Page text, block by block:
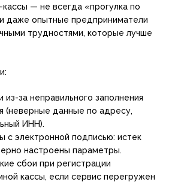
— не всегда «прогулка по
даже опытные предприниматели
трудностями, которые лучше
из-за неправильного заполнения
(неверные данные по адресу,
ИНН).
с электронной подписью: истек
настроены параметры.
сбои при регистрации
кассы, если сервис перегружен